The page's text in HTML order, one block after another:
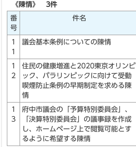
《陳情》 3件
番
号
件名
1
1
議会基本条例についての陳情
1
2
住民の健康増進と2020東京オリンピ
ック、パラリンピックに向けて受動
喫煙防止条例の早期制定を求める陳
情
1
3
府中市議会の「予算特別委員会」、
「決算特別委員会」の議事録を作成
し、ホームページ上で閲覧可能とす
るように希望する陳情